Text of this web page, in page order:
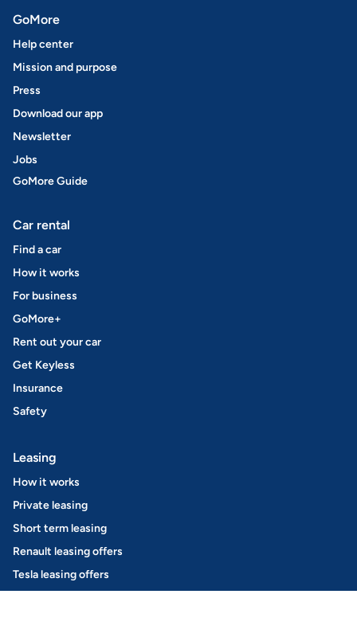
GoMore
Help center
Mission and purpose
Press
Download our app
Newsletter
Jobs
GoMore Guide
Car rental
Find a car
How it works
For business
GoMore+
Rent out your car
Get Keyless
Insurance
Safety
Leasing
How it works
Private leasing
Short term leasing
Renault leasing offers
Tesla leasing offers